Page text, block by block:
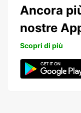
Ancora
nostre
Scopri di più